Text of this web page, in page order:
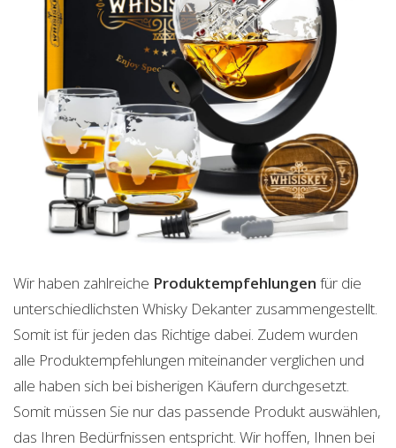
Wir haben zahlreiche Produktempfehlungen für die
unterschiedlichsten Whisky Dekanter zusammengestellt.
Somit ist für jeden das Richtige dabei. Zudem wurden
alle Produktempfehlungen miteinander verglichen und
alle haben sich bei bisherigen Käufern durchgesetzt.
Somit müssen Sie nur das passende Produkt auswählen,
das Ihren Bedürfnissen entspricht. Wir hoffen, Ihnen bei